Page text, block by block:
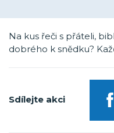
Na kus řeči s přáteli,
dobrého k snědku?
Sdílejte akci